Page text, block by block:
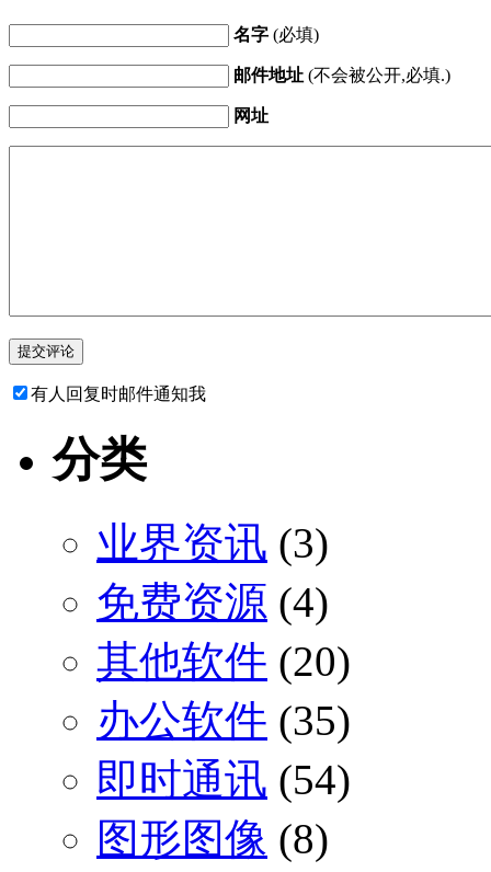
名字 (必填)
邮件地址 (不会被公开,必填.)
网址
有人回复时邮件通知我
分类
业界资讯 (3)
免费资源 (4)
其他软件 (20)
办公软件 (35)
即时通讯 (54)
图形图像 (8)